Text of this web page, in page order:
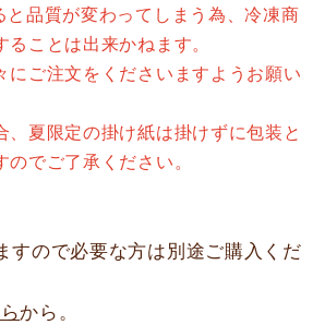
品質が変わってしまう為、冷凍商
ことは出来かねます。
にご注文をくださいますようお願い
夏限定の掛け紙は掛けずに包装と
でご了承ください。
すので必要な方は別途ご購入くだ
から。